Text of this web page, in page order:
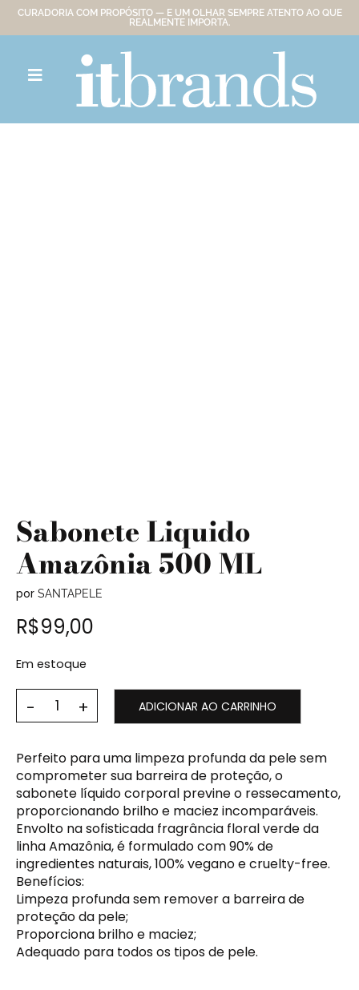
CURADORIA COM PROPÓSITO — E UM OLHAR SEMPRE ATENTO AO QUE
REALMENTE IMPORTA.
Sabonete Liquido
Amazônia 500 ML
por SANTAPELE
R$99,00
Em estoque
ADICIONAR AO CARRINHO
Perfeito para uma limpeza profunda da pele sem
comprometer sua barreira de proteção, o
sabonete líquido corporal previne o ressecamento,
proporcionando brilho e maciez incomparáveis.
Envolto na sofisticada fragrância floral verde da
linha Amazônia, é formulado com 90% de
ingredientes naturais, 100% vegano e cruelty-free.
Benefícios:
Limpeza profunda sem remover a barreira de
proteção da pele;
Proporciona brilho e maciez;
Adequado para todos os tipos de pele.